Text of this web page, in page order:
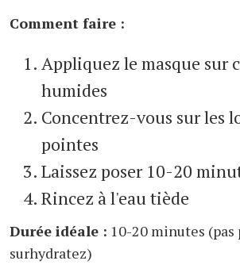
Comment faire :
Appliquez le masque sur
humides
Concentrez-vous sur les
pointes
Laissez poser 10-20
Rincez à l'eau tiède
Durée idéale : 10-20 minutes (pas
surhydratez)